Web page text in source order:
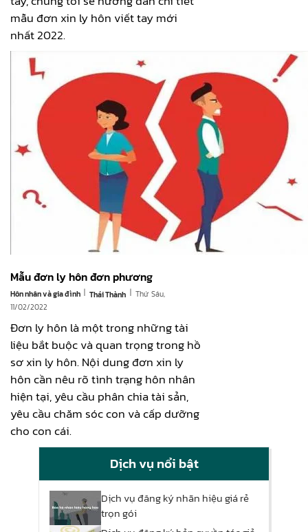
mẫu đơn xin ly hôn viết tay mới
nhất 2022.
Mẫu đơn ly hôn đơn phương
Hôn nhân và gia đình | Thái Thành | Thứ Sáu,
11/02/2022
Đơn ly hôn là một trong những tài
liệu bắt buộc và quan trọng trong hồ
sơ xin ly hôn. Nội dung đơn xin ly
hôn cần nêu rõ tình trạng hôn nhân
hiện tại, yêu cầu phân chia tài sản,
yêu cầu chăm sóc con và cấp dưỡng
cho con cái.
Dịch vụ nổi bật
Dịch vụ đăng ký nhãn hiệu giá rẻ
trọn gói